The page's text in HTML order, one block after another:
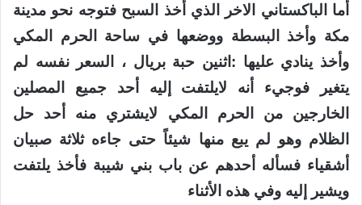
أما الباكستاني الاخر الذي أخذ السبح فتوجه نحو مدينة
مكة وأخذ البسطة ووضعها في ساحة الحرم المكي
وأخذ ينادي عليها :اثنين حبة بريال ، السعر نفسه لم
يتغير فوجيء أنه لايلتفت إليه أحد جميع المصلين
الخارجين من الحرم المكي لايشتري منه أحد حل
الظلام وهو لم يبع منها شيئاً حتى جاءه ثلاثة صبيان
أشقياء فسأله أحدهم عن باب بني شيبة فأخذ يلتفت
ويشير إليه وفي هذه الأثناء